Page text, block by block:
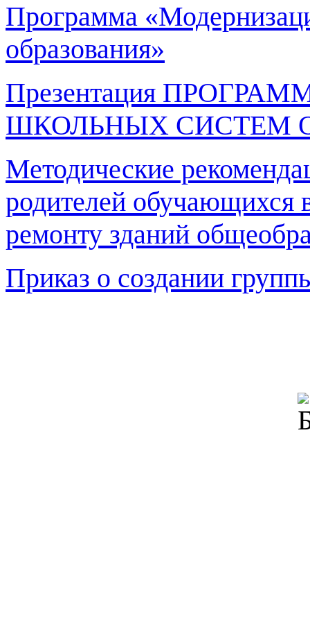
Программа
образования»
Презентация
ШКОЛЬНЫХ СИСТЕМ
Методические
родителей обучающихся
ремонту зданий
Приказ о создании